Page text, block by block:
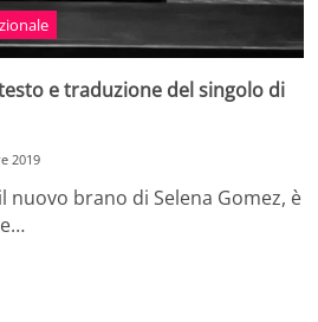
e traduzione del singolo di
2019
nuovo brano di Selena Gomez, è